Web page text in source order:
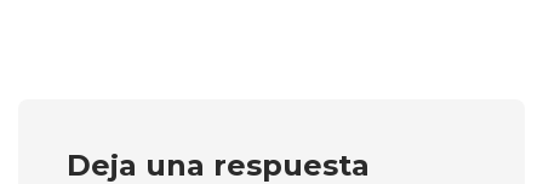
Deja una respuesta